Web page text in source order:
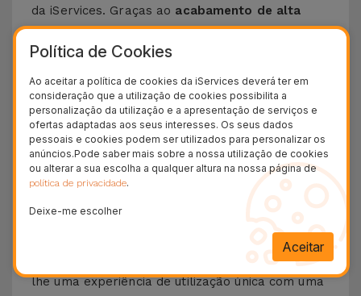
da iServices. Graças ao acabamento de alta
qualidade com toque agradável, estas capas
em fibra permitem minimizar qualquer impacto
no dia a dia com o seu telemóvel, desde quedas
a pequenos choques.
A capa fibra de carbono da iServices é a escolha
perfeita para o seu iPhone. Se procura uma
proteção exclusiva e sofisticada para o seu
Smartphone da Apple
, é na nossa loja online
que vai encontrar.
A fibra de carbono trata-se
de um material robusto, mas altamente
. Tudo isto para proporcionar-
lhe uma experiência de utilização única com uma
Política de Cookies
Ao aceitar a política de cookies da iServices deverá ter em
consideração que a utilização de cookies possibilita a
personalização da utilização e a apresentação de serviços e
ofertas adaptadas aos seus interesses. Os seus dados
pessoais e cookies podem ser utilizados para personalizar os
anúncios.Pode saber mais sobre a nossa utilização de cookies
ou alterar a sua escolha a qualquer altura na nossa página de
política de privacidade.
Deixe-me escolher
Aceitar